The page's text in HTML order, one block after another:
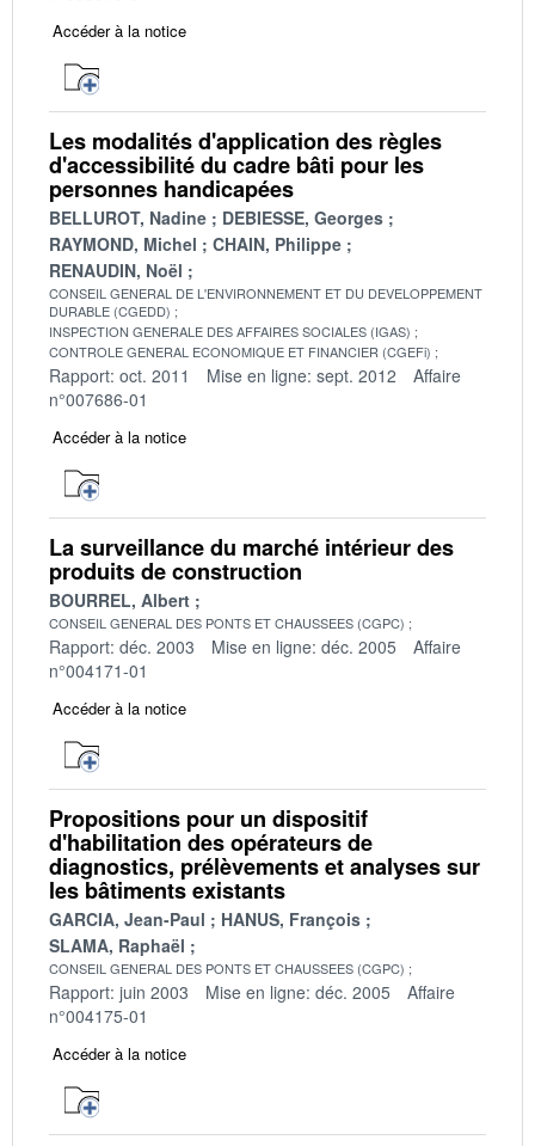
Accéder à la notice
Les modalités d'application des règles
d'accessibilité du cadre bâti pour les
personnes handicapées
BELLUROT, Nadine
DEBIESSE, Georges
RAYMOND, Michel
CHAIN, Philippe
RENAUDIN, Noël
CONSEIL GENERAL DE L'ENVIRONNEMENT ET DU DEVELOPPEMENT
DURABLE (CGEDD)
INSPECTION GENERALE DES AFFAIRES SOCIALES (IGAS)
CONTROLE GENERAL ECONOMIQUE ET FINANCIER (CGEFi)
Rapport: oct. 2011 Mise en ligne: sept. 2012
Affaire
n°007686-01
Accéder à la notice
La surveillance du marché intérieur des
produits de construction
BOURREL, Albert
CONSEIL GENERAL DES PONTS ET CHAUSSEES (CGPC)
Rapport: déc. 2003 Mise en ligne: déc. 2005
Affaire
n°004171-01
Accéder à la notice
Propositions pour un dispositif
d'habilitation des opérateurs de
diagnostics, prélèvements et analyses sur
les bâtiments existants
GARCIA, Jean-Paul
HANUS, François
SLAMA, Raphaël
CONSEIL GENERAL DES PONTS ET CHAUSSEES (CGPC)
Rapport: juin 2003 Mise en ligne: déc. 2005
Affaire
n°004175-01
Accéder à la notice